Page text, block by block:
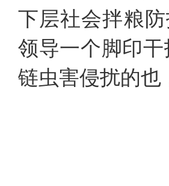
下层社会拌粮
领导一个脚印
链虫害侵扰的也